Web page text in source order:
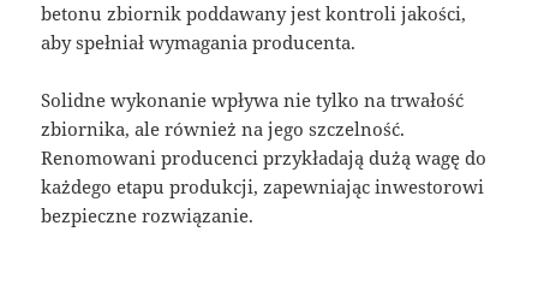
betonu zbiornik poddawany jest kontroli jakości,
aby spełniał wymagania producenta.
Solidne wykonanie wpływa nie tylko na trwałość
zbiornika, ale również na jego szczelność.
Renomowani producenci przykładają dużą wagę do
każdego etapu produkcji, zapewniając inwestorowi
bezpieczne rozwiązanie.